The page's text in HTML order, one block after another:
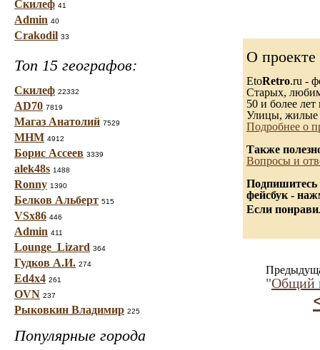
Скилеф 41
Admin 40
Crakodil 33
Топ 15 географов:
Скилеф 22332
AD70 7819
Магаз Анатолий 7529
МНМ 4912
Борис Ассеев 3339
alek48s 1488
Ronny 1390
Белков Альберт 515
VSx86 446
Admin 411
Lounge_Lizard 364
Гудков А.И. 274
Ed4x4 261
OVN 237
Рыковкин Владимир 225
Популярные города
О проекте
EtoRetro.ru -
Старых,
50 и более лет
Улицы, жилые
Подробнее о
Также
Вопросы и
Подпишитесь
фейсбук -
Если
"Общий